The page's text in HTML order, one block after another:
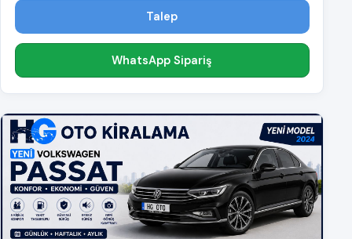
Talep
WhatsApp Sipariş